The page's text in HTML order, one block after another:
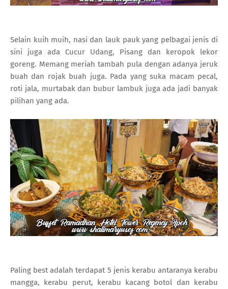
Selain kuih muih, nasi dan lauk pauk yang pelbagai jenis di
sini juga ada Cucur Udang, Pisang dan keropok lekor
goreng. Memang meriah tambah pula dengan adanya jeruk
buah dan rojak buah juga. Pada yang suka macam pecal,
roti jala, murtabak dan bubur lambuk juga ada jadi banyak
pilihan yang ada.
Paling best adalah terdapat 5 jenis kerabu antaranya kerabu
mangga, kerabu perut, kerabu kacang botol dan kerabu